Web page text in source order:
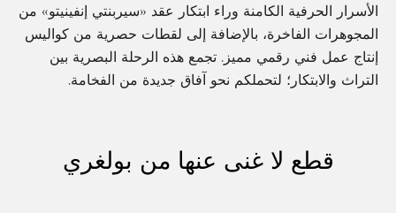
الأسرار الحرفية الكامنة وراء ابتكار عقد «سيربنتي إنفينيتو» من
المجوهرات الفاخرة، بالإضافة إلى لقطات حصرية من كواليس
إنتاج عمل فني رقمي مميز. تجمع هذه الرحلة البصرية بين
التراث والابتكار؛ لتحملكم نحو آفاق جديدة من الفخامة.
قطع لا غنى عنها من بولغري